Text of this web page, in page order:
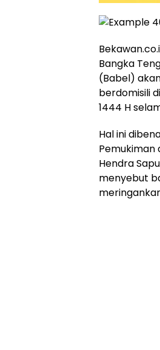
Bangka
(Babel)
berdomisili
1444 H
Hal ini
Pemukiman
Hendra
menyebut